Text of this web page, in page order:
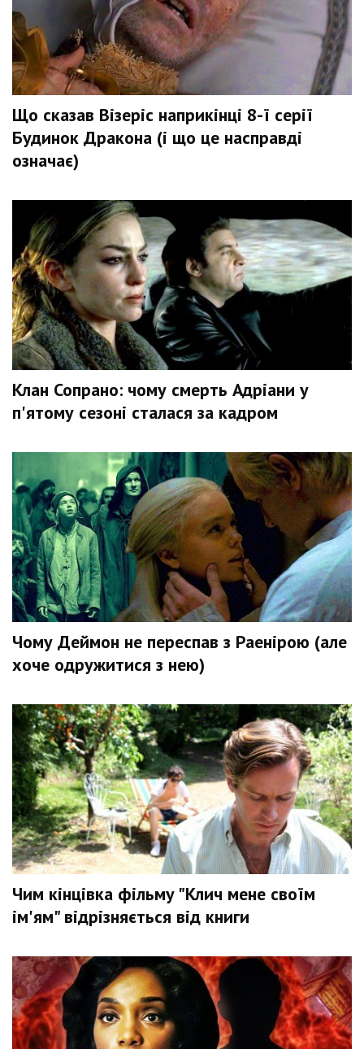
Що сказав Візеріс наприкінці 8-ї серії
Будинок Дракона (і що це насправді
означає)
Клан Сопрано: чому смерть Адріани у
п'ятому сезоні сталася за кадром
Чому Деймон не переспав з Раенірою (але
хоче одружитися з нею)
Чим кінцівка фільму "Клич мене своїм
ім'ям" відрізняється від книги